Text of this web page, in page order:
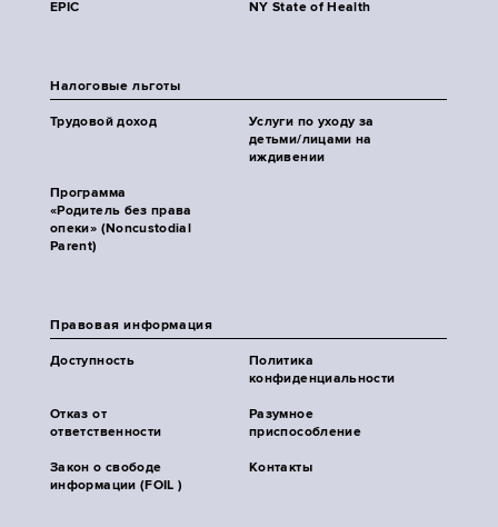
EPIC NY State of Health
Налоговые льготы
Трудовой доход
Услуги по уходу за
детьми/лицами на
иждивении
Программа
«Родитель без права
опеки» (Noncustodial
Parent)
Правовая информация
Доступность
Политика
конфиденциальности
Отказ от
ответственности
Разумное
приспособление
Закон о свободе
информации (FOIL )
Контакты